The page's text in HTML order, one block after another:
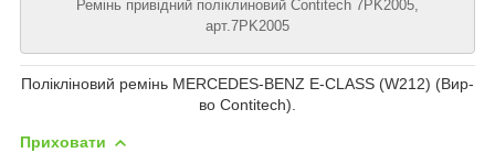
Ремінь привідний поліклиновий Contitech 7PK2005,
арт.7PK2005
Полікліновий ремінь MERCEDES-BENZ E-CLASS (W212) (Вир-
во Contitech).
Приховати